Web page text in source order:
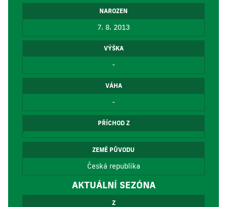
NAROZEN
7. 8. 2013
VÝŠKA
-
VÁHA
-
PŘÍCHOD Z
ZEMĚ PŮVODU
Česká republika
AKTUÁLNÍ SEZÓNA
Z